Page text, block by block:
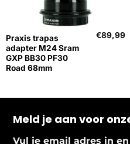
Praxis trapas
adapter M24 Sram
GXP BB30 PF30
Road 68mm
€89,99
Meld je aan voor
Vul je email adres in